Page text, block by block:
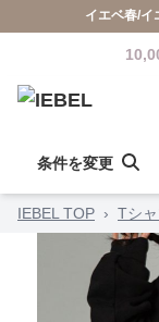
イエベ春/イ
条件を変更
IEBEL TOP › Tシ